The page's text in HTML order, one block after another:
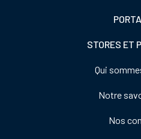
STORES ET
Qui
Notre
Nos